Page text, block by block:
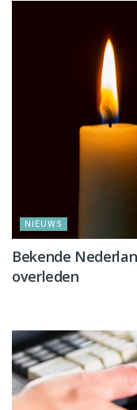
NIEUWS
Bekende
overleden